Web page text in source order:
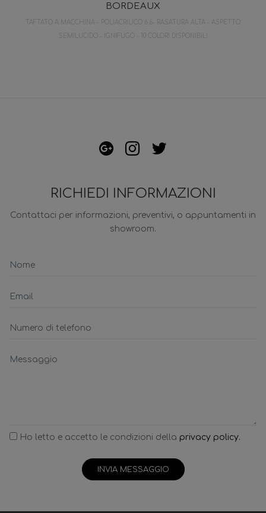
BORDEAUX
TAFTATO A MACCHINA - POLIACRILICO 6.6- RASATURA ALTA - ASPETTO
SEMILUCIDO - IGNIFUGO - 10 COLORI DISPONIBILI
RICHIEDI INFORMAZIONI
Contattaci per informazioni, preventivi, o appuntamenti in
showroom.
Ho letto e accetto le condizioni della privacy policy.
INVIA MESSAGGIO